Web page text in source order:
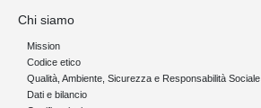
Chi siamo
Mission
Codice etico
Qualità, Ambiente, Sicurezza e Responsabilità Sociale
Dati e bilancio